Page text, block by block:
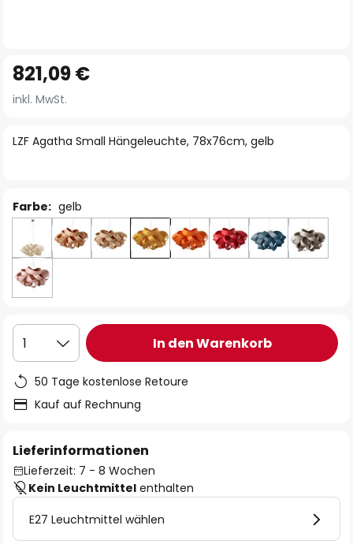
Anfang
der
springen
LZF Agatha Small Hängeleuchte, 78x76cm, gelb
821,09 €
inkl. MwSt.
Farbe: gelb
1 In den Warenkorb
50 Tage kostenlose Retoure
Kauf auf Rechnung
Lieferinformationen
Lieferzeit: 7 - 8 Wochen
Kein Leuchtmittel enthalten
E27 Leuchtmittel wählen